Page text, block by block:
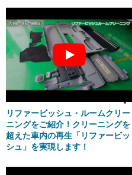
リファービッシュ・ルームクリー
ニングをご紹介！クリーニングを
超えた車内の再生「リファービッ
シュ」を実現します！